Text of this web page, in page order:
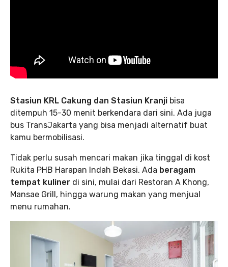
Stasiun KRL Cakung dan Stasiun Kranji bisa
ditempuh 15-30 menit berkendara dari sini. Ada juga
bus TransJakarta yang bisa menjadi alternatif buat
kamu bermobilisasi.
Tidak perlu susah mencari makan jika tinggal di kost
Rukita PHB Harapan Indah Bekasi. Ada beragam
tempat kuliner di sini, mulai dari Restoran A Khong,
Mansae Grill, hingga warung makan yang menjual
menu rumahan.